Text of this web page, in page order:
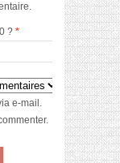
? *
e-mail.